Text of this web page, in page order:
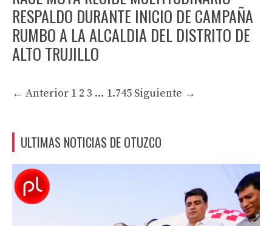
RESPALDO DURANTE INICIO DE CAMPAÑA
RUMBO A LA ALCALDIA DEL DISTRITO DE
ALTO TRUJILLO
← Anterior 1 2 3 … 1.745 Siguiente →
ULTIMAS NOTICIAS DE OTUZCO